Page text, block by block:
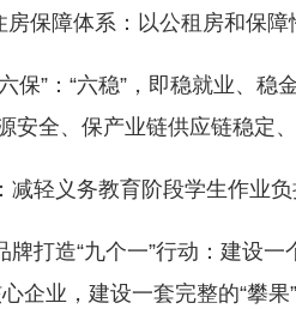
保障体系：以公租房和保障
”：“六稳”，即稳就业、稳
安全、保产业链供应链稳定
轻义务教育阶段学生作业负
打造“九个一”行动：建设一
企业，建设一套完整的“攀